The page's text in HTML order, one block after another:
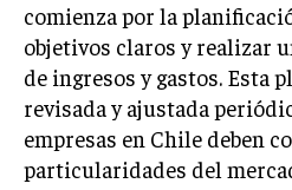
ANALÍTICA
INTELLIGENCE
CIBERSEGURIDAD
ESTRATEGIA
EMPRESAS FAMILIARES
comienza por la
objetivos claros y realizar
de ingresos y gastos. Esta
revisada y ajustada
empresas en Chile deben
particularidades del